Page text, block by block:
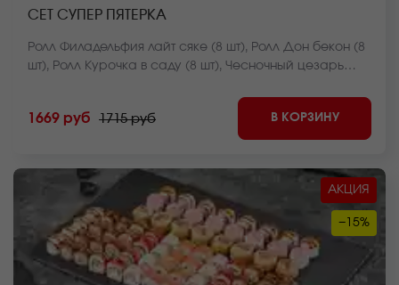
СЕТ СУПЕР ПЯТЕРКА
Ролл Филадельфия лайт сяке (8 шт), Ролл Дон бекон (8
шт), Ролл Курочка в саду (8 шт), Чесночный цезарь
*Внешний вид блюда может отличаться от фото на
сайте.
1669 руб 1715 руб В КОРЗИНУ
АКЦИЯ
−15%